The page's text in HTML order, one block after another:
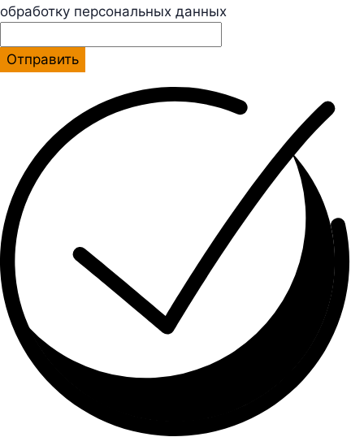
обработку персональных данных
Отправить